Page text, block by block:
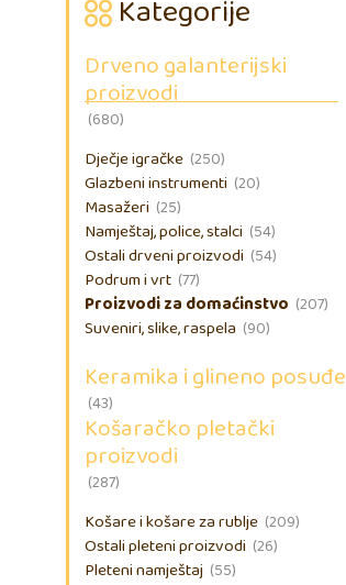
Kategorije
Drveno galanterijski
proizvodi
(680)
Dječje igračke (250)
Glazbeni instrumenti (20)
Masažeri (25)
Namještaj, police, stalci (54)
Ostali drveni proizvodi (54)
Podrum i vrt (77)
Proizvodi za domaćinstvo (207)
Suveniri, slike, raspela (90)
Keramika i glineno posuđe
(43)
Košaračko pletački
proizvodi
(287)
Košare i košare za rublje (209)
Ostali pleteni proizvodi (26)
Pleteni namještaj (55)